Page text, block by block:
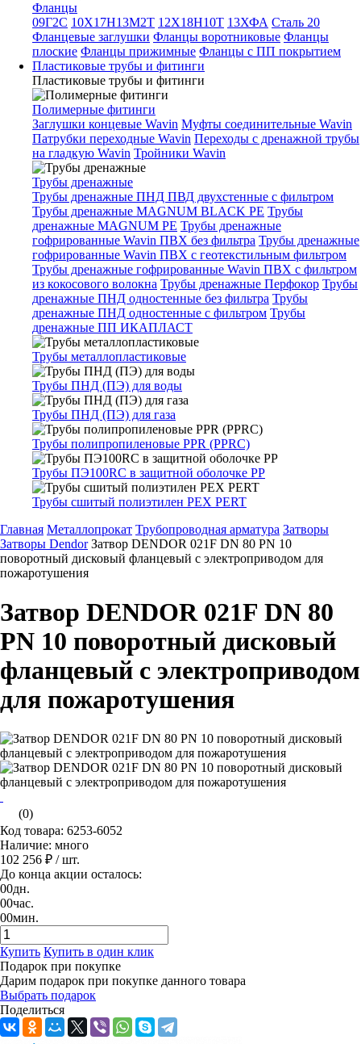
Фланцы
09Г2С 10Х17Н13М2Т 12Х18Н10Т 13ХФА Сталь 20
Фланцевые заглушки Фланцы воротниковые Фланцы
плоские Фланцы прижимные Фланцы с ПП покрытием
Пластиковые трубы и фитинги
Пластиковые трубы и фитинги
Полимерные фитинги
Заглушки концевые Wavin Муфты соединительные Wavin
Патрубки переходные Wavin Переходы с дренажной трубы
на гладкую Wavin Тройники Wavin
Трубы дренажные
Трубы дренажные ПНД ПВД двухстенные с фильтром
Трубы дренажные MAGNUM BLACK PE Трубы
дренажные MAGNUM PE Трубы дренажные
гофрированные Wavin ПВХ без фильтра Трубы дренажные
гофрированные Wavin ПВХ с геотекстильным фильтром
Трубы дренажные гофрированные Wavin ПВХ с фильтром
из кокосового волокна Трубы дренажные Перфокор Трубы
дренажные ПНД одностенные без фильтра Трубы
дренажные ПНД одностенные с фильтром Трубы
дренажные ПП ИКАПЛАСТ
Трубы металлопластиковые
Трубы ПНД (ПЭ) для воды
Трубы ПНД (ПЭ) для газа
Трубы полипропиленовые PPR (PPRC)
Трубы ПЭ100RC в защитной оболочке PP
Трубы сшитый полиэтилен PEX PERT
Главная Металлопрокат Трубопроводная арматура Затворы
Затворы Dendor Затвор DENDOR 021F DN 80 PN 10
поворотный дисковый фланцевый с электроприводом для
пожаротушения
Затвор DENDOR 021F DN 80
PN 10 поворотный дисковый
фланцевый с электроприводом
для пожаротушения
(0)
Код товара: 6253-6052
Наличие: много
102 256 ₽ / шт.
До конца акции осталось:
00дн.
00час.
00мин.
Купить Купить в один клик
Подарок при покупке
Дарим подарок при покупке данного товара
Выбрать подарок
Поделиться